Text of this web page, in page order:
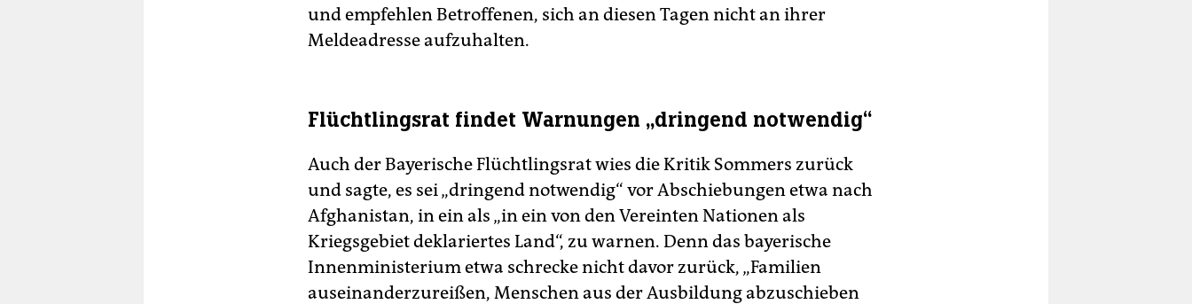
und empfehlen Betroffenen, sich an diesen Tagen nicht an ihrer
Meldeadresse aufzuhalten.
Flüchtlingsrat findet Warnungen „dringend notwendig“
Auch der Bayerische Flüchtlingsrat wies die Kritik Sommers zurück
und sagte, es sei „dringend notwendig“ vor Abschiebungen etwa nach
Afghanistan, in ein als „in ein von den Vereinten Nationen als
Kriegsgebiet deklariertes Land“, zu warnen. Denn das bayerische
Innenministerium etwa schrecke nicht davor zurück, „Familien
auseinanderzureißen, Menschen aus der Ausbildung abzuschieben